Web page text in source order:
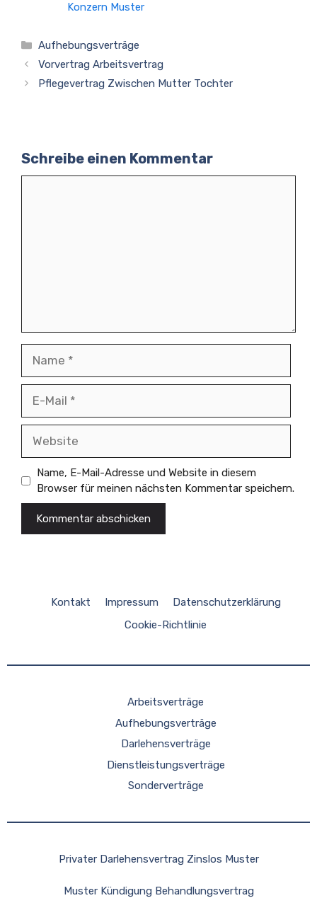
Konzern Muster
Kategorien
Aufhebungsverträge
Vorvertrag Arbeitsvertrag
Pflegevertrag Zwischen Mutter Tochter
Schreibe einen Kommentar
Mail
Name, E-Mail-Adresse und Website in diesem
Browser für meinen nächsten Kommentar speichern.
Kontakt Impressum
Datenschutzerklärung
Cookie-Richtlinie
Arbeitsverträge
Aufhebungsverträge
Darlehensverträge
Dienstleistungsverträge
Sonderverträge
Privater Darlehensvertrag Zinslos Muster
Muster Kündigung Behandlungsvertrag